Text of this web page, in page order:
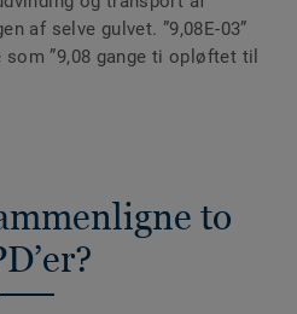
af selve gulvet. ”9,08E-03”
”9,08 gange ti opløftet til
to